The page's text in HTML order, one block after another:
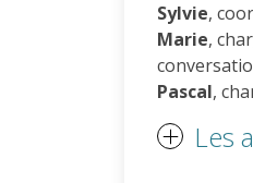
Sylvie,
Marie,
Pascal,
Les